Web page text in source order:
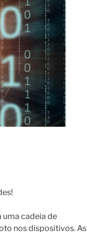
uma cadeia de
nos dispositivos. As